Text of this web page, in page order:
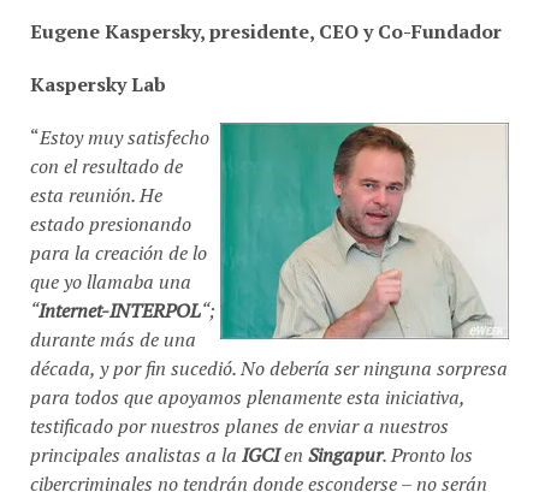
Eugene Kaspersky, presidente, CEO y Co-Fundador
Kaspersky Lab
“Estoy muy satisfecho
con el resultado de
esta reunión. He
estado presionando
para la creación de lo
que yo llamaba una
“Internet-INTERPOL“;
durante más de una
década, y por fin sucedió. No debería ser ninguna sorpresa
para todos que apoyamos plenamente esta iniciativa,
testificado por nuestros planes de enviar a nuestros
principales analistas a la IGCIen Singapur. Pronto los
cibercriminales no tendrán donde esconderse – no serán